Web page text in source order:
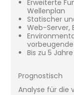
Erweiterte
Wellenplan
Statischer
Web-Server,
Bis zu 5
Prognostisch
Analyse für die